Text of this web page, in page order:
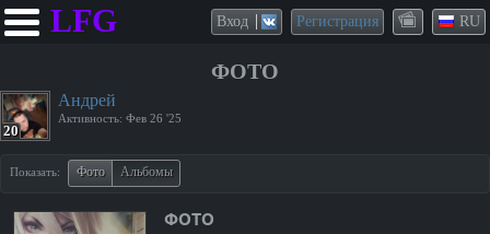
LFG Вход Регистрация RU
ФОТО
20
Андрей
Активность: Фев 26 '25
Показать: Фото Альбомы
ФОТО